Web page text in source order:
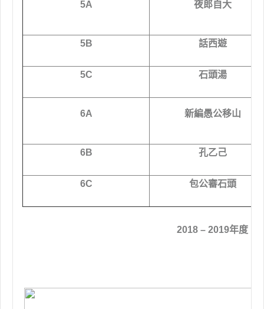
5A 夜郎自大
5B 話西遊
5C 石頭湯
6A 新編愚公移山
6B 孔乙己
6C 包公審石頭
2018 – 2019年度